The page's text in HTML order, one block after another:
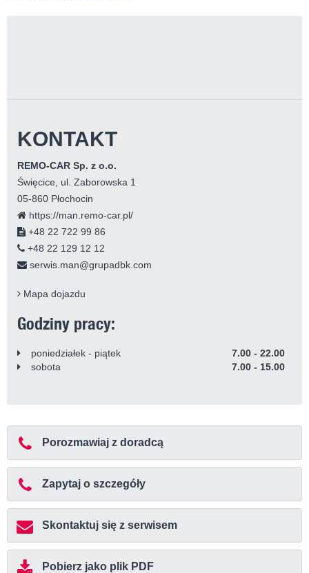
KONTAKT
REMO-CAR Sp. z o.o.
Święcice, ul. Zaborowska 1
05-860 Płochocin
https://man.remo-car.pl/
+48 22 722 99 86
+48 22 129 12 12
serwis.man@grupadbk.com
Mapa dojazdu
Godziny pracy:
poniedziałek - piątek
7.00 - 22.00
sobota
7.00 - 15.00
Porozmawiaj z doradcą
Zapytaj o szczegóły
Skontaktuj się z serwisem
Pobierz jako plik PDF